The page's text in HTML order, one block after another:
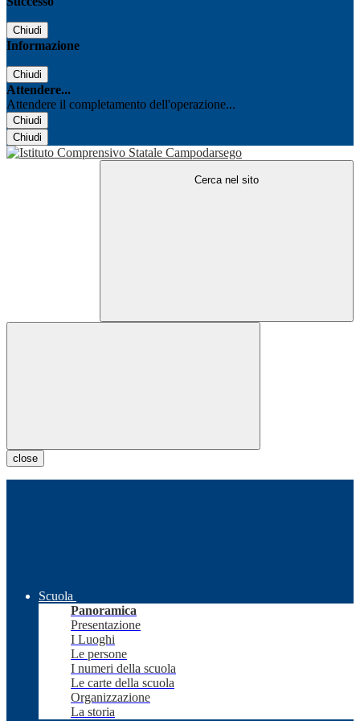
Chiudi
Informazione
Chiudi
Attendere...
Attendere il completamento dell'operazione...
Chiudi
Chiudi
Cerca nel sito
close
Scuola
Panoramica
Presentazione
I Luoghi
Le persone
I numeri della scuola
Le carte della scuola
Organizzazione
La storia